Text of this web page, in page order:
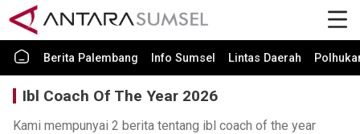
Berita Palembang Info Sumsel Lintas Daerah
Ibl Coach Of The Year 2026
Kami mempunyai 2 berita tentang ibl coach of the year